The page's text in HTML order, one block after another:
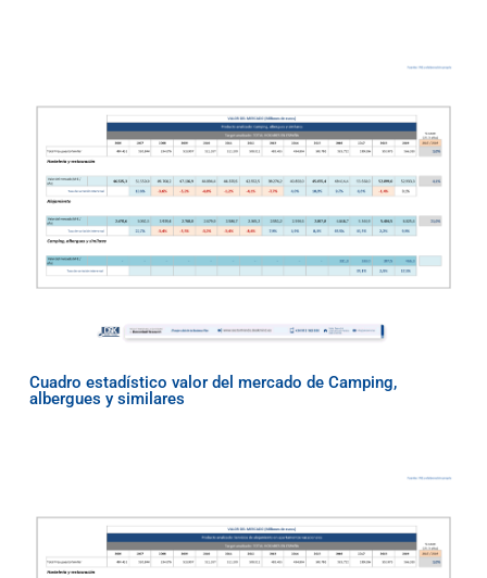
Cuadro estadístico valor del mercado de Camping,
albergues y similares